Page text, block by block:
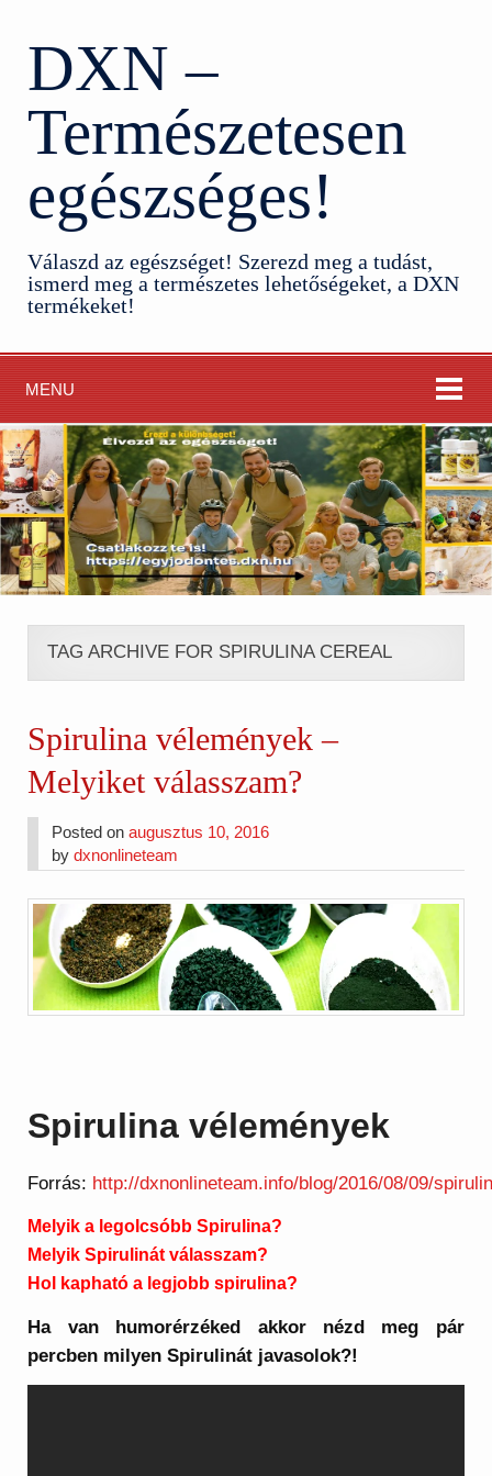
DXN –
Természetesen
egészséges!
Válaszd az egészséget! Szerezd meg a tudást,
ismerd meg a természetes lehetőségeket, a DXN
termékeket!
MENU
TAG ARCHIVE FOR SPIRULINA CEREAL
Spirulina vélemények –
Melyiket válasszam?
Posted onaugusztus 10, 2016
bydxnonlineteam
Spirulina vélemények
Forrás: http://dxnonlineteam.info/blog/2016/08/09/
Melyik a legolcsóbb Spirulina?
Melyik Spirulinát válasszam?
Hol kapható a legjobb spirulina?
Ha van humorérzéked akkor nézd meg pár
percben milyen Spirulinát javasolok?!